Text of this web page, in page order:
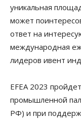
уникальная
может
ответ на
международная
лидеров ивент
EFEA 2023
промышленной
РФ) и при